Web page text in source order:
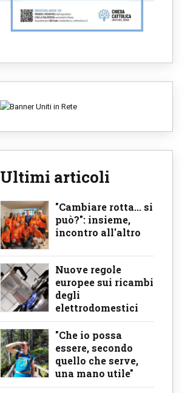
Ultimi articoli
"Cambiare rotta... si
può?": insieme,
incontro all'altro
Nuove regole
europee sui ricambi
degli
elettrodomestici
"Che io possa
essere, secondo
quello che serve,
una mano utile"